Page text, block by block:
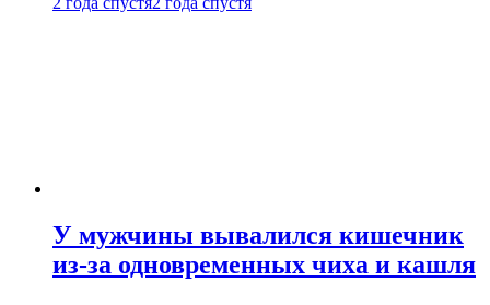
У мужчины вывалился кишечник
из-за одновременных чиха и кашля